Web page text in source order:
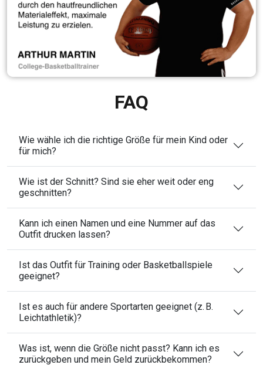
FAQ
Wie wähle ich die richtige Größe für mein Kind oder
für mich?
Wie ist der Schnitt? Sind sie eher weit oder eng
geschnitten?
Kann ich einen Namen und eine Nummer auf das
Outfit drucken lassen?
Ist das Outfit für Training oder Basketballspiele
geeignet?
Ist es auch für andere Sportarten geeignet (z. B.
Leichtathletik)?
Was ist, wenn die Größe nicht passt? Kann ich es
zurückgeben und mein Geld zurückbekommen?